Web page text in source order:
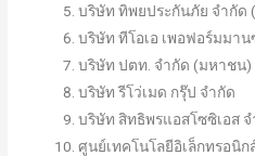
บริษัท ทิพยประกันภัย จำกัด
บริษัท ทีโอเอ เพอฟอร์มมา
บริษัท ปตท. จำกัด (มหาชน)
บริษัท รีโว่เมด กรุ๊ป จำกัด
บริษัท สิทธิพรแอสโซซิเอส จ
ศูนย์เทคโนโลยีอิเล็กทรอนิ